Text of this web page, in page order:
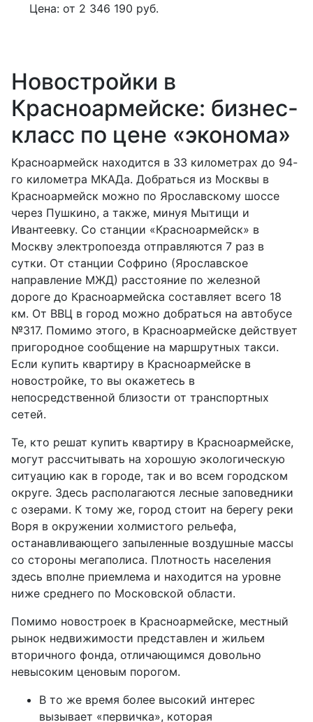
Цена: от 2 346 190 руб.
Новостройки в
Красноармейске: бизнес-
класс по цене «эконома»
Красноармейск находится в 33 километрах до 94-
го километра МКАДа. Добраться из Москвы в
Красноармейск можно по Ярославскому шоссе
через Пушкино, а также, минуя Мытищи и
Ивантеевку. Со станции «Красноармейск» в
Москву электропоезда отправляются 7 раз в
сутки. От станции Софрино (Ярославское
направление МЖД) расстояние по железной
дороге до Красноармейска составляет всего 18
км. От ВВЦ в город можно добраться на автобусе
№317. Помимо этого, в Красноармейске действует
пригородное сообщение на маршрутных такси.
Если купить квартиру в Красноармейске в
новостройке, то вы окажетесь в
непосредственной близости от транспортных
сетей.
Те, кто решат купить квартиру в Красноармейске,
могут рассчитывать на хорошую экологическую
ситуацию как в городе, так и во всем городском
округе. Здесь располагаются лесные заповедники
с озерами. К тому же, город стоит на берегу реки
Воря в окружении холмистого рельефа,
останавливающего запыленные воздушные массы
со стороны мегаполиса. Плотность населения
здесь вполне приемлема и находится на уровне
ниже среднего по Московской области.
Помимо новостроек в Красноармейске, местный
рынок недвижимости представлен и жильем
вторичного фонда, отличающимся довольно
невысоким ценовым порогом.
В то же время более высокий интерес
вызывает «первичка», которая